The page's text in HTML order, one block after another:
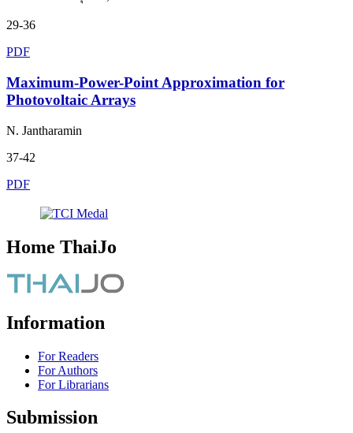
29-36
PDF
Maximum-Power-Point Approximation for
Photovoltaic Arrays
N. Jantharamin
37-42
PDF
Home ThaiJo
Information
For Readers
For Authors
For Librarians
Submission